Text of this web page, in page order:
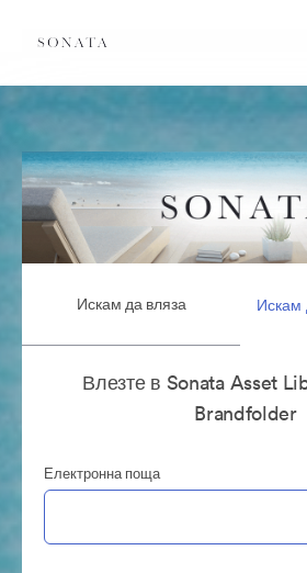
Искам да вляза Искам
Влезте в Sonata Asset
Brandfolder
Електронна поща